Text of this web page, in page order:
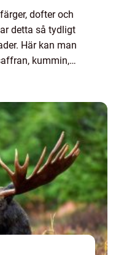
dofter och
detta så tydligt
Här kan man
kummin,